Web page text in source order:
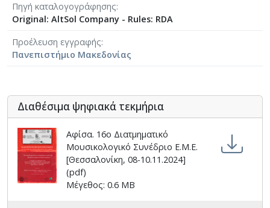
Bruckner (1824-1896), Luigi Nono (1924-1990), Arnold
Schönberg (1874-1951), Bedřich Smetana (1824-1884),
οι εργασίες του συνεδρίου θα λάβουν χώραν από
την Παρασκευή, 8 Νοεμβρίου έως την Κυριακή, 10
Νοεμβρίου 2023, σε χώρους του Πανεπιστημίου
Πηγή καταλογογράφησης
Original: AltSol Company - Rules: RDA
Προέλευση εγγραφής
Πανεπιστήμιο Μακεδονίας
Διαθέσιμα ψηφιακά τεκμήρια
Αφίσα. 16ο Διατμηματικό
Μουσικολογικό Συνέδριο Ε.Μ.Ε.
[Θεσσαλονίκη, 08-10.11.2024]
(pdf)
Μέγεθος: 0.6 MB